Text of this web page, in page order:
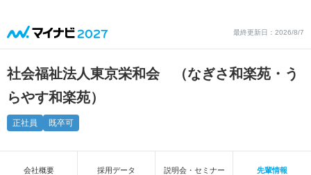
最終更新日：2026/8/7
社会福祉法人東京栄和会 （なぎさ和楽苑・う
らやす和楽苑）
正社員 既卒可
会社概要 採用データ 説明会・セミナー 先輩情報